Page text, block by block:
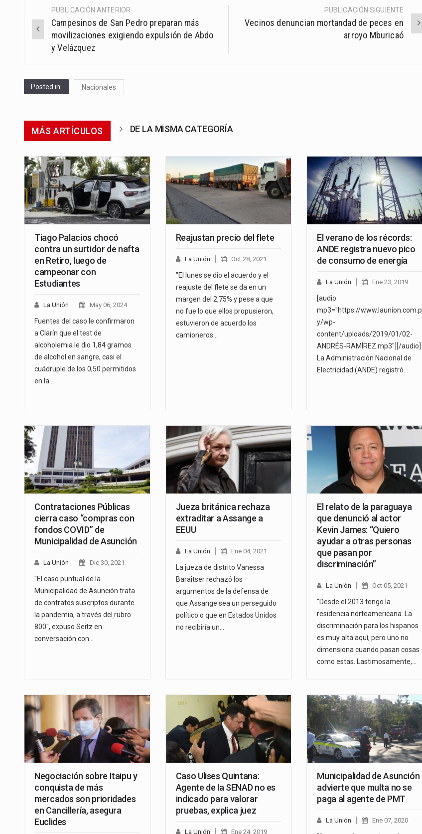
Post
navigation
PUBLICACIÓN ANTERIOR
Campesinos de San Pedro preparan más
movilizaciones exigiendo expulsión de Abdo
y Velázquez
PUBLICACIÓN SIGUIENTE
Vecinos denuncian mortandad de peces en
arroyo Mburicaó
Posted in: Nacionales
MÁS ARTÍCULOS DE LA MISMA CATEGORÍA
Tiago Palacios chocó
contra un surtidor de nafta
en Retiro, luego de
campeonar con
Estudiantes
La Unión May 06, 2024
Fuentes del caso le confirmaron
a Clarín que el test de
alcoholemia le dio 1,84 gramos
de alcohol en sangre, casi el
cuádruple de los 0,50 permitidos
en la…
Reajustan precio del flete
La Unión Oct 28, 2021
"El lunes se dio el acuerdo y el
reajuste del flete se da en un
margen del 2,75% y pese a que
no fue lo que ellos propusieron,
estuvieron de acuerdo los
camioneros…
El verano de los récords:
ANDE registra nuevo pico
de consumo de energía
La Unión Ene 23, 2019
[audio
mp3="https://www.launion.com.p
y/wp-
content/uploads/2019/01/02-
ANDRÉS-RAMÍREZ.mp3"][/audio]
La Administración Nacional de
Electricidad (ANDE) registró…
Contrataciones Públicas
cierra caso “compras con
fondos COVID” de
Municipalidad de Asunción
La Unión Dic 30, 2021
"El caso puntual de la
Municipalidad de Asunción trata
de contratos suscriptos durante
la pandemia, a través del rubro
800", expuso Seitz en
conversación con…
Jueza británica rechaza
extraditar a Assange a
EEUU
La Unión Ene 04, 2021
La jueza de distrito Vanessa
Baraitser rechazó los
argumentos de la defensa de
que Assange sea un perseguido
político o que en Estados Unidos
no recibiría un…
El relato de la paraguaya
que denunció al actor
Kevin James: “Quiero
ayudar a otras personas
que pasan por
discriminación”
La Unión Oct 05, 2021
"Desde el 2013 tengo la
residencia norteamericana. La
discriminación para los hispanos
es muy alta aquí, pero uno no
dimensiona cuando pasan cosas
como estas. Lastimosamente,…
Negociación sobre Itaipu y
conquista de más
mercados son prioridades
en Cancillería, asegura
Euclides
Caso Ulises Quintana:
Agente de la SENAD no es
indicado para valorar
pruebas, explica juez
La Unión Ene 24, 2019
Municipalidad de Asunción
advierte que multa no se
paga al agente de PMT
La Unión Ene 07, 2020